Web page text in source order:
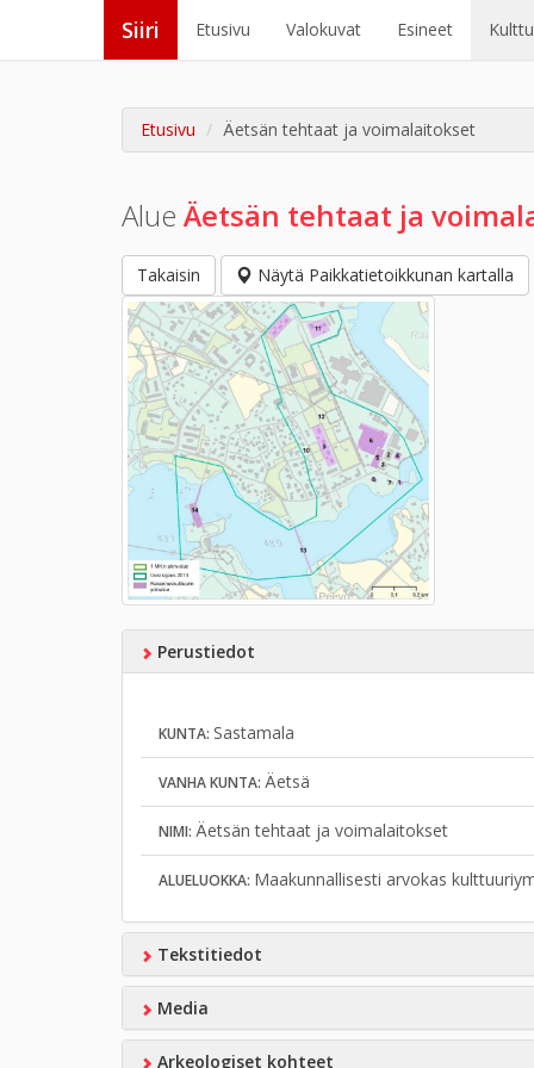
Siiri Etusivu Valokuvat Esineet
Etusivu Äetsän tehtaat ja voimalaitokset
Alue Äetsän tehtaat ja
Takaisin Näytä Paikkatietoikkunan kartalla
Perustiedot
KUNTA: Sastamala
VANHA KUNTA: Äetsä
NIMI: Äetsän tehtaat ja voimalaitokset
ALUELUOKKA: Maakunnallisesti arvokas
Tekstitiedot
Media
Arkeologiset kohteet